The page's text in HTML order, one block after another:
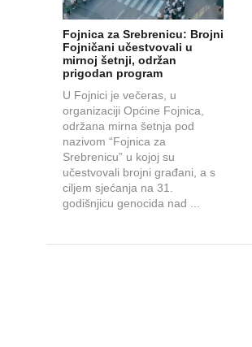
Fojnica za Srebrenicu: Brojni
Fojničani učestvovali u
mirnoj šetnji, održan
prigodan program
U Fojnici je večeras, u
organizaciji Općine Fojnica,
održana mirna šetnja pod
nazivom “Fojnica za
Srebrenicu” u kojoj su
učestvovali brojni građani, a s
ciljem sjećanja na 31.
godišnjicu genocida nad ...